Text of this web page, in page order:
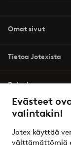
Evästeet
valintakin!
Jotex käyttää
välttämättömiä
Omat sivut
Tietoa Jotexista
Palvelumme
Ehdot
Ystävät